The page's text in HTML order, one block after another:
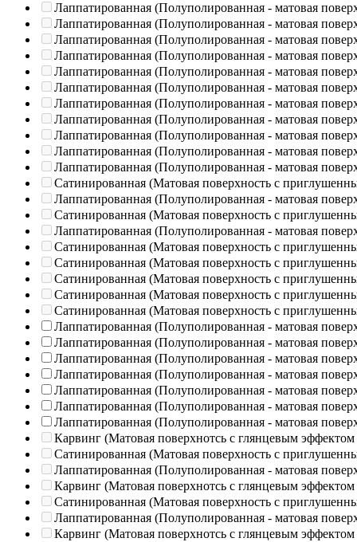
Лаппатированная (Полуполированная - матовая
Лаппатированная (Полуполированная - матовая
Лаппатированная (Полуполированная - матовая
Лаппатированная (Полуполированная - матовая
Лаппатированная (Полуполированная - матовая
Лаппатированная (Полуполированная - матовая
Лаппатированная (Полуполированная - матовая
Лаппатированная (Полуполированная - матовая
Лаппатированная (Полуполированная - матовая
Лаппатированная (Полуполированная - матовая
Лаппатированная (Полуполированная - матовая
Сатинированная (Матовая поверхность с
Лаппатированная (Полуполированная - матовая
Сатинированная (Матовая поверхность с
Лаппатированная (Полуполированная - матовая
Сатинированная (Матовая поверхность с
Сатинированная (Матовая поверхность с
Сатинированная (Матовая поверхность с
Сатинированная (Матовая поверхность с
Сатинированная (Матовая поверхность с
Лаппатированная (Полуполированная - матовая
Лаппатированная (Полуполированная - матовая
Лаппатированная (Полуполированная - матовая
Лаппатированная (Полуполированная - матовая
Лаппатированная (Полуполированная - матовая
Лаппатированная (Полуполированная - матовая
Лаппатированная (Полуполированная - матовая
Карвинг (Матовая поверхнотсь с глянцевым эффектом
Сатинированная (Матовая поверхность с
Лаппатированная (Полуполированная - матовая
Карвинг (Матовая поверхнотсь с глянцевым эффектом
Сатинированная (Матовая поверхность с
Лаппатированная (Полуполированная - матовая
Карвинг (Матовая поверхнотсь с глянцевым эффектом